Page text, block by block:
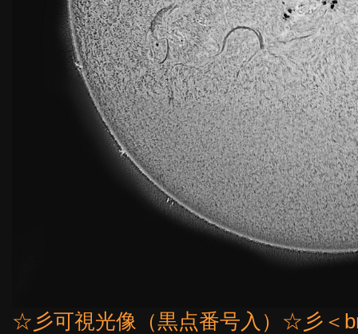
☆彡可視光像（黒点番号入）☆彡＜